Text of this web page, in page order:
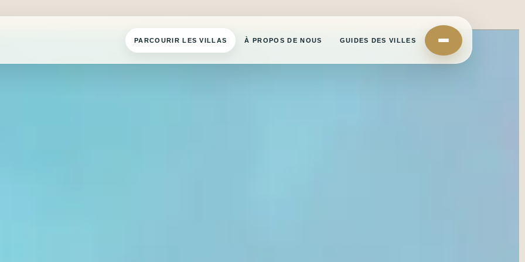
PARCOURIR LES VILLAS À PROPOS DE NOUS GUIDES DES VILLES